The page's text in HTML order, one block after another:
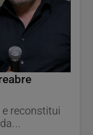
reconstitui